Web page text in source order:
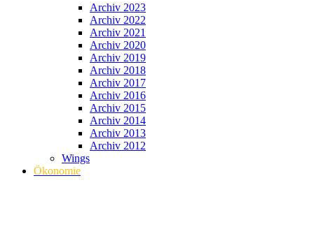
Archiv 2023
Archiv 2022
Archiv 2021
Archiv 2020
Archiv 2019
Archiv 2018
Archiv 2017
Archiv 2016
Archiv 2015
Archiv 2014
Archiv 2013
Archiv 2012
Wings
Ökonomie